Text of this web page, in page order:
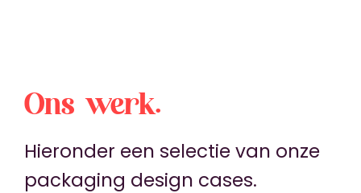
Ons werk.
Hieronder een selectie van onze
packaging design cases.